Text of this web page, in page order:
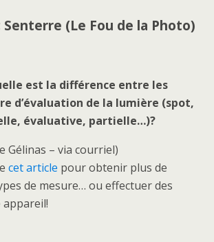
Senterre (Le Fou de la Photo)
est la différence entre les
d’évaluation de la lumière (spot,
évaluative, partielle…)?
Gélinas – via courriel)
cet article pour obtenir plus de
de mesure… ou effectuer des